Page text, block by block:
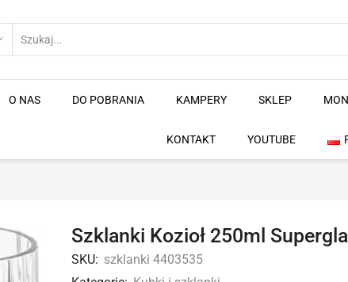
O NAS DO POBRANIA KAMPERY SKLEP
KONTAKT YOUTUBE
Szklanki Kozioł 250ml
SKU: szklanki 4403535